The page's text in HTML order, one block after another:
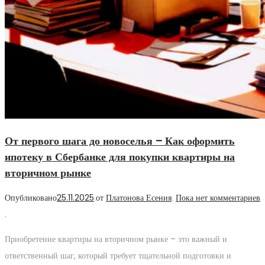
От первого шага до новоселья – Как оформить
ипотеку в Сбербанке для покупки квартиры на
вторичном рынке
Опубликовано25.11.2025.от Платонова Есения. Пока нет комментариев
.
Приобретение квартиры на вторичном рынке – это важный и
ответственный шаг, который требует тщательной подготовки и